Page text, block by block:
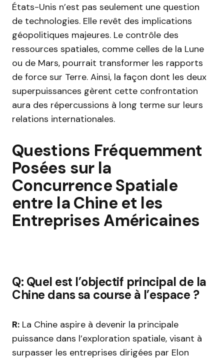
États-Unis n’est pas seulement une question
de technologies. Elle revêt des implications
géopolitiques majeures. Le contrôle des
ressources spatiales, comme celles de la Lune
ou de Mars, pourrait transformer les rapports
de force sur Terre. Ainsi, la façon dont les deux
superpuissances gèrent cette confrontation
aura des répercussions à long terme sur leurs
relations internationales.
Questions Fréquemment
Posées sur la
Concurrence Spatiale
entre la Chine et les
Entreprises Américaines
Q: Quel est l’objectif principal de la
Chine dans sa course à l’espace ?
R: La Chine aspire à devenir la principale
puissance dans l’exploration spatiale, visant à
surpasser les entreprises dirigées par Elon